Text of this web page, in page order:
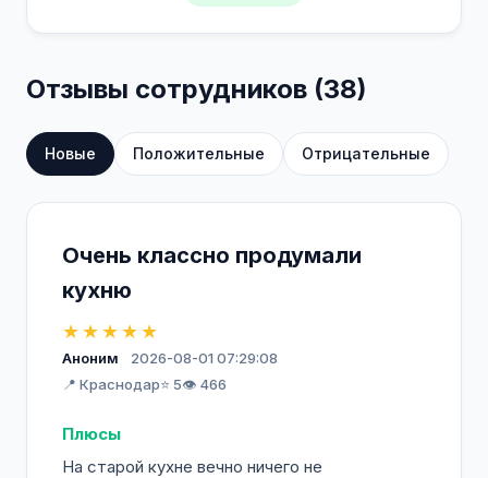
Отзывы сотрудников (38)
Новые Положительные Отрицательные
Очень классно продумали
кухню
★★★★★
Аноним
2026-08-01 07:29:08
📍 Краснодар⭐ 5👁️ 466
Плюсы
На старой кухне вечно ничего не